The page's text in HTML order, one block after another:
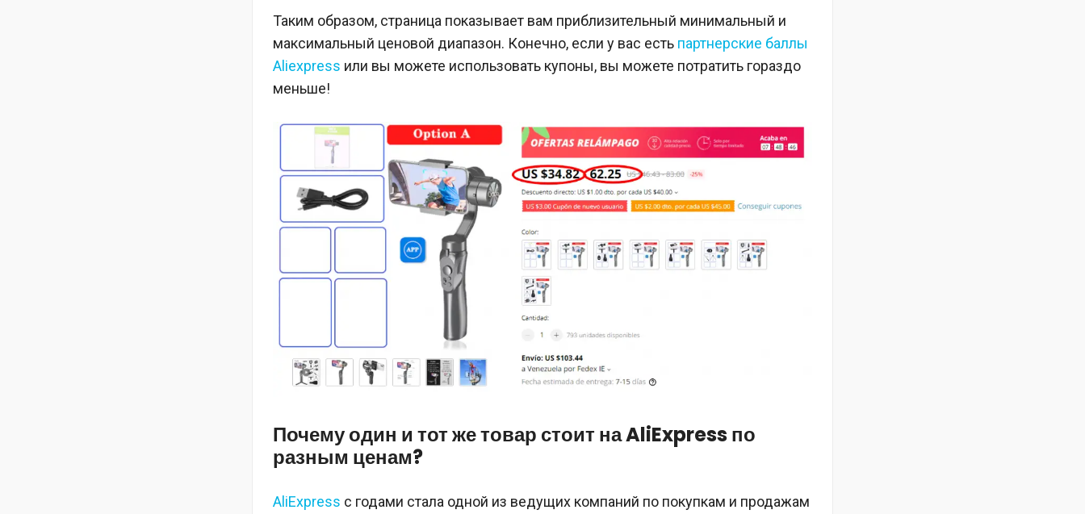
Таким образом, страница показывает вам приблизительный минимальный и
максимальный ценовой диапазон. Конечно, если у вас есть партнерские баллы
Aliexpress или вы можете использовать купоны, вы можете потратить гораздо
меньше!
Почему один и тот же товар стоит на AliExpress по
разным ценам?
AliExpress с годами стала одной из ведущих компаний по покупкам и продажам